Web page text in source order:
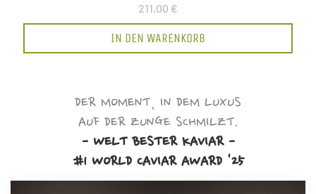
211,00 €
IN DEN WARENKORB
DER MOMENT, IN DEM LUXUS
AUF DER ZUNGE SCHMILZT.
- WELT BESTER KAVIAR -
#1 WORLD CAVIAR AWARD '25